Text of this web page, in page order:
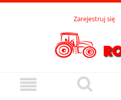
Zarejestruj się